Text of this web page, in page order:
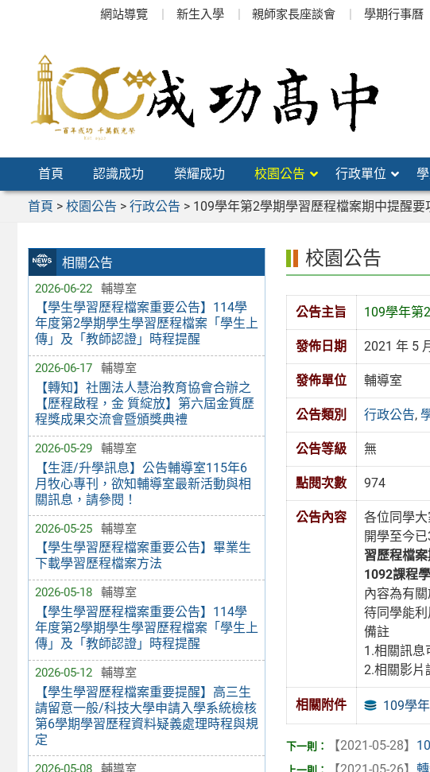
網站導覽 新生入學 親師家長座談會 學期行事曆
首頁 認識成功 榮耀成功 校園公告 行政單位
首頁 > 校園公告 > 行政公告 > 109學年第2學期學習歷程檔案期中提醒要
相關公告
2026-06-22 輔導室
【學生學習歷程檔案重要公告】114學
年度第2學期學生學習歷程檔案「學生上
傳」及「教師認證」時程提醒
2026-06-17 輔導室
【轉知】社團法人慧治教育協會合辦之
【歷程啟程，金 質綻放】第六屆金質歷
程獎成果交流會暨頒獎典禮
2026-05-29 輔導室
【生涯/升學訊息】公告輔導室115年6
月牧心專刊，欲知輔導室最新活動與相
關訊息，請參閱！
2026-05-25 輔導室
【學生學習歷程檔案重要公告】畢業生
下載學習歷程檔案方法
2026-05-18 輔導室
【學生學習歷程檔案重要公告】114學
年度第2學期學生學習歷程檔案「學生上
傳」及「教師認證」時程提醒
2026-05-12 輔導室
【學生學習歷程檔案重要提醒】高三生
請留意一般/科技大學申請入學系統檢核
第6學期學習歷程資料疑義處理時程與規
定
2026-05-08 輔導室
校園公告
公告主旨 109學年第
發佈日期 2021 年 5
發佈單位 輔導室
公告類別 行政公告,
公告等級 無
點閱次數 974
公告內容
各位同學大
開學至今
習歷程檔
1092課程
內容為有
待同學能
備註
1.相關訊息
2.相關影片
相關附件 109學
【2021-05-28】